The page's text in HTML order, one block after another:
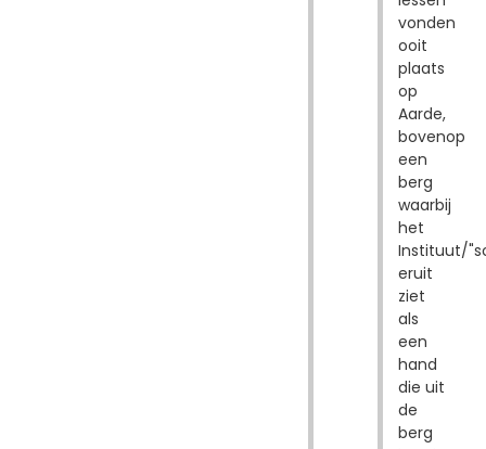
vonden
ooit
plaats
op
Aarde,
bovenop
een
berg
waarbij
het
Instituut/
eruit
ziet
als
een
hand
die uit
de
berg